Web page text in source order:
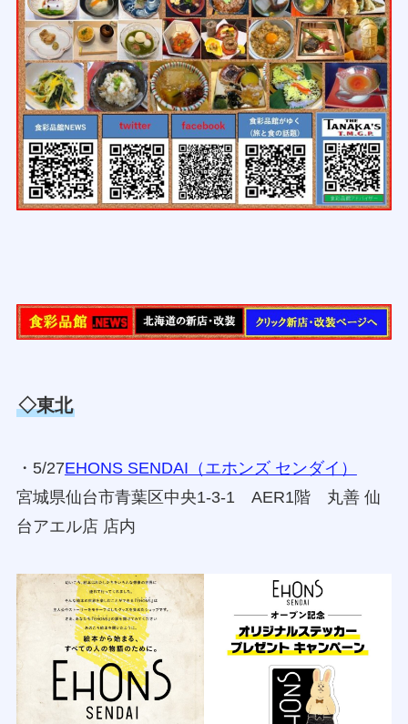
◇東北
・5/27EHONS SENDAI（エホンズ センダイ）
宮城県仙台市青葉区中央1-3-1 AER1階 丸善 仙
台アエル店 店内